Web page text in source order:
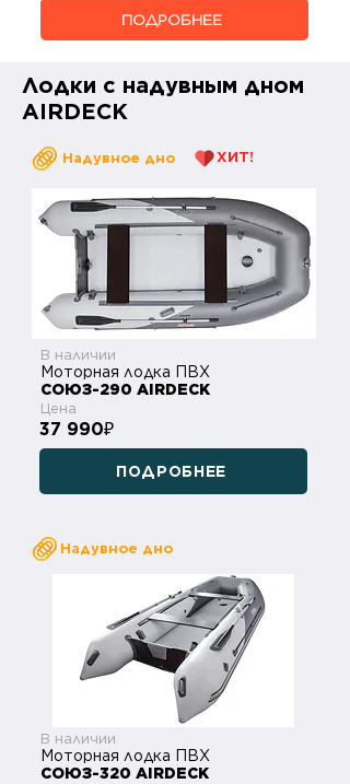
ПОДРОБНЕЕ
Лодки с надувным дном
AIRDECK
Надувное дно ХИТ!
В наличии
Моторная лодка ПВХ
СОЮЗ-290 AIRDECK
Цена
37 990₽
ПОДРОБНЕЕ
Надувное дно
В наличии
Моторная лодка ПВХ
СОЮЗ-320 AIRDECK